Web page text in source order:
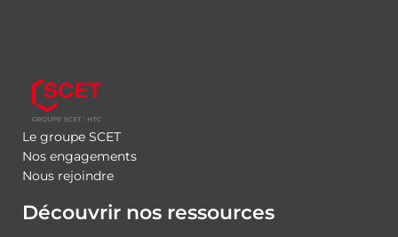
Le groupe SCET
Nos engagements
Nous rejoindre
Découvrir nos ressources